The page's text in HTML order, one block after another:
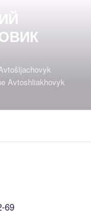
Avtoshliakhovyk
69